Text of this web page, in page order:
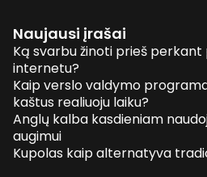
Naujausi įrašai
Ką svarbu žinoti prieš
internetu?
Kaip verslo valdymo
kaštus realiuoju laiku?
Anglų kalba kasdieniam
augimui
Kupolas kaip alternatyva